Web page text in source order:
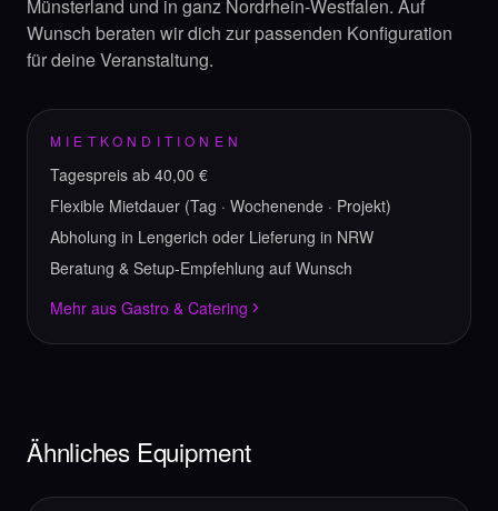
Münsterland und in ganz Nordrhein-Westfalen. Auf
Wunsch beraten wir dich zur passenden Konfiguration
für deine Veranstaltung.
MIETKONDITIONEN
Tagespreis ab 40,00 €
Flexible Mietdauer (Tag · Wochenende · Projekt)
Abholung in Lengerich oder Lieferung in NRW
Beratung & Setup-Empfehlung auf Wunsch
Mehr aus Gastro & Catering
Ähnliches Equipment